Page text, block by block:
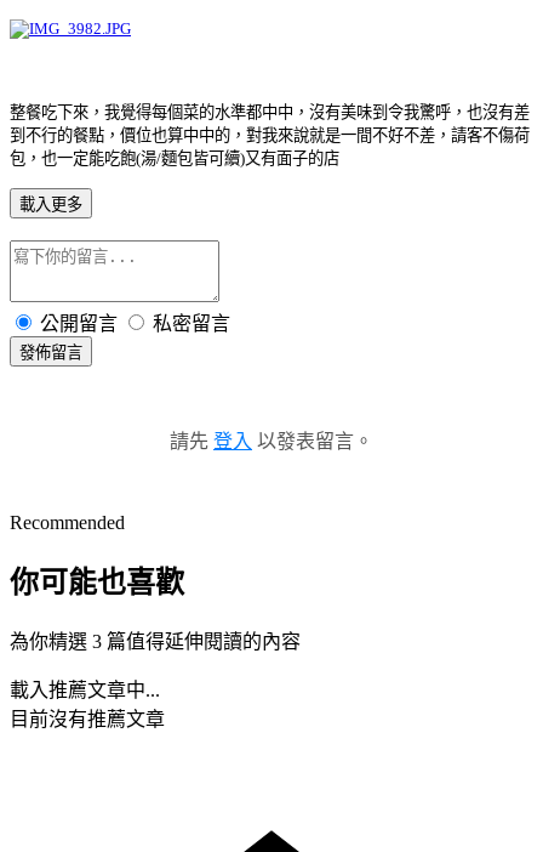
整餐吃下來，我覺得每個菜的水準都中中，沒有美味到令我驚呼，也沒有差
到不行的餐點，價位也算中中的，對我來說就是一間不好不差，請客不傷荷
包，也一定能吃飽(湯/麵包皆可續)又有面子的店
載入更多
公開留言 私密留言
發佈留言
請先 登入 以發表留言。
Recommended
你可能也喜歡
為你精選 3 篇值得延伸閱讀的內容
載入推薦文章中...
目前沒有推薦文章